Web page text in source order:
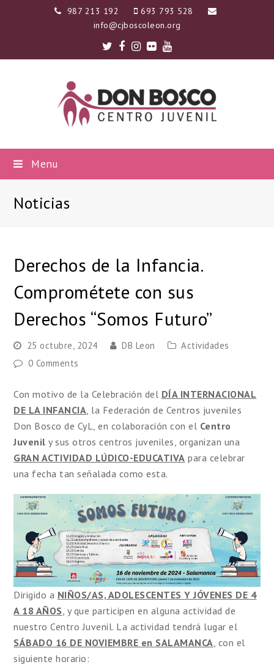
987 213 192
693 793 528
info@cjboscoleon.org
Twitter
Facebook
Instagram
FlickrYoutube
Menu
Noticias
Derechos de la Infancia.
Comprométete con sus
Derechos “Somos Futuro”
25 octubre, 2024 DB Leon
Actividades
0 Comments
Con motivo de la Celebración del DÍA INTERNACIONAL
DE LA INFANCIA, la Federación de Centros juveniles
Don Bosco de CyL, en colaboración con el Centro
Juvenily sus otros centros juveniles, organizan una
GRAN ACTIVIDAD LÚDICO-EDUCATIVA para celebrar
una fecha tan señalada como esta.
Dirigido a NIÑOS/AS, ADOLESCENTES Y JÓVENES DE 4
A 18 AÑOS , y que participen en alguna actividad de
nuestro Centro Juvenil. La actividad tendrá lugar el
SÁBADO 16 DE NOVIEMBRE en SALAMANCA , con el
siguiente horario: